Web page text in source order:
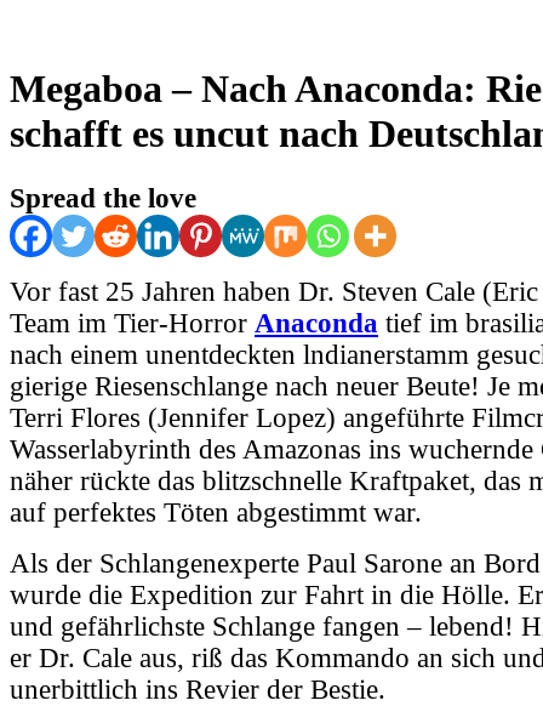
Megaboa – Nach Anaconda:
schafft es uncut nach
Spread the love
Vor fast 25 Jahren haben Dr. Steven Cale
Team im Tier-Horror Anaconda tief im
nach einem unentdeckten lndianerstamm
gierige Riesenschlange nach neuer Beute! Je
Terri Flores (Jennifer Lopez) angeführte
Wasserlabyrinth des Amazonas ins
näher rückte das blitzschnelle Kraftpaket, das
auf perfektes Töten abgestimmt war.
Als der Schlangenexperte Paul Sarone an
wurde die Expedition zur Fahrt in die Hölle.
und gefährlichste Schlange fangen – lebend!
er Dr. Cale aus, riß das Kommando an sich
unerbittlich ins Revier der Bestie.